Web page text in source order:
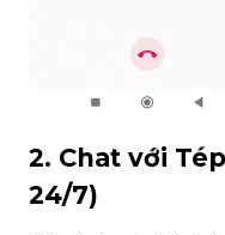
2. Chat với
24/7)